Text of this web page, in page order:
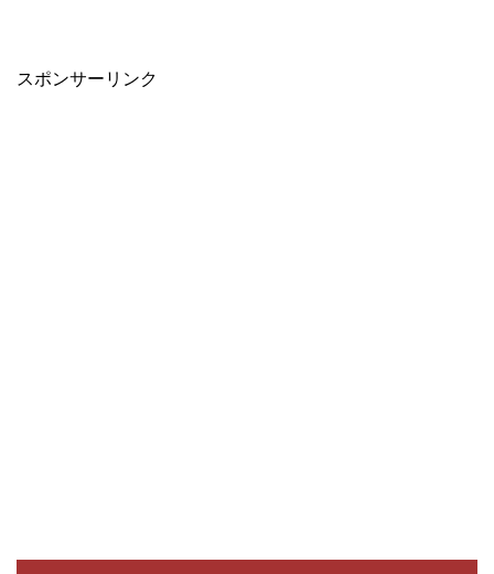
スポンサーリンク